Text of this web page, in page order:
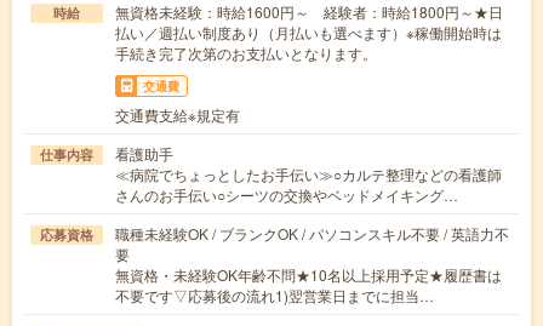
時給
無資格未経験：時給1600円～ 経験者：時給1800円～★日
払い／週払い制度あり（月払いも選べます）※稼働開始時は
手続き完了次第のお支払いとなります。
交通費
交通費支給※規定有
仕事内容
看護助手
≪病院でちょっとしたお手伝い≫○カルテ整理などの看護師
さんのお手伝い○シーツの交換やベッドメイキング…
応募資格
職種未経験OK / ブランクOK / パソコンスキル不要 / 英語力不
要
無資格・未経験OK年齢不問★10名以上採用予定★履歴書は
不要です▽応募後の流れ1)翌営業日までに担当…